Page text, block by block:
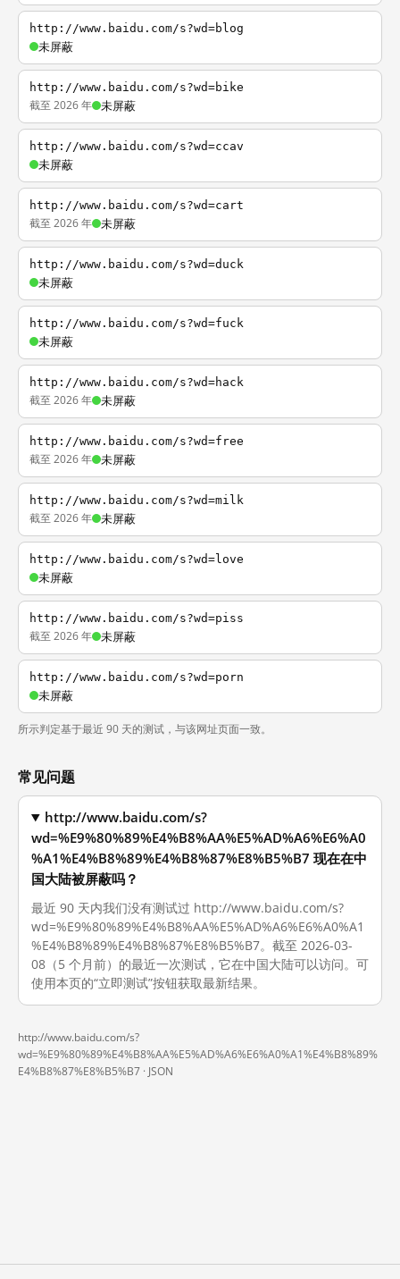
http://www.baidu.com/s?wd=blog
未屏蔽
http://www.baidu.com/s?wd=bike
截至 2026 年 未屏蔽
http://www.baidu.com/s?wd=ccav
未屏蔽
http://www.baidu.com/s?wd=cart
截至 2026 年 未屏蔽
http://www.baidu.com/s?wd=duck
未屏蔽
http://www.baidu.com/s?wd=fuck
未屏蔽
http://www.baidu.com/s?wd=hack
截至 2026 年 未屏蔽
http://www.baidu.com/s?wd=free
截至 2026 年 未屏蔽
http://www.baidu.com/s?wd=milk
截至 2026 年 未屏蔽
http://www.baidu.com/s?wd=love
未屏蔽
http://www.baidu.com/s?wd=piss
截至 2026 年 未屏蔽
http://www.baidu.com/s?wd=porn
未屏蔽
所示判定基于最近 90 天的测试，与该网址页面一致。
常见问题
http://www.baidu.com/s?
wd=%E9%80%89%E4%B8%AA%E5%AD%A6%E6%A0
%A1%E4%B8%89%E4%B8%87%E8%B5%B7 现在在中
国大陆被屏蔽吗？
最近 90 天内我们没有测试过 http://www.baidu.com/s?
wd=%E9%80%89%E4%B8%AA%E5%AD%A6%E6%A0%A1
%E4%B8%89%E4%B8%87%E8%B5%B7。截至 2026-03-
08（5 个月前）的最近一次测试，它在中国大陆可以访问。可
使用本页的“立即测试”按钮获取最新结果。
http://www.baidu.com/s?
wd=%E9%80%89%E4%B8%AA%E5%AD%A6%E6%A0%A1%E4%B8%89%
E4%B8%87%E8%B5%B7 · JSON